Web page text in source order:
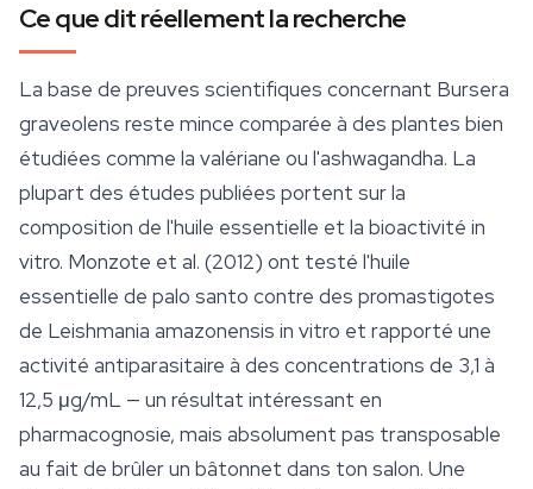
Ce que dit réellement la recherche
La base de preuves scientifiques concernant Bursera
graveolens reste mince comparée à des plantes bien
étudiées comme la valériane ou l'ashwagandha. La
plupart des études publiées portent sur la
composition de l'huile essentielle et la bioactivité in
vitro. Monzote et al. (2012) ont testé l'huile
essentielle de palo santo contre des promastigotes
de Leishmania amazonensis in vitro et rapporté une
activité antiparasitaire à des concentrations de 3,1 à
12,5 μg/mL — un résultat intéressant en
pharmacognosie, mais absolument pas transposable
au fait de brûler un bâtonnet dans ton salon. Une